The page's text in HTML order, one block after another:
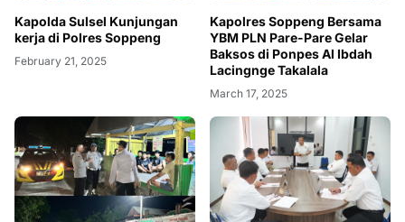
Kapolda Sulsel Kunjungan
kerja di Polres Soppeng
February 21, 2025
Kapolres Soppeng Bersama
YBM PLN Pare-Pare Gelar
Baksos di Ponpes Al Ibdah
Lacingnge Takalala
March 17, 2025